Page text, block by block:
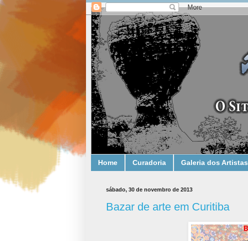
Home Curadoria Galeria dos Artistas
sábado, 30 de novembro de 2013
Bazar de arte em Curitiba